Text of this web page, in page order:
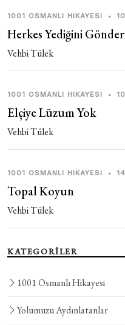
1001 OSMANLI HIKAYESI •
Herkes Yediğini
Vehbi Tülek
1001 OSMANLI HIKAYESI •
Elçiye Lüzum Yok
Vehbi Tülek
1001 OSMANLI HIKAYESI •
Topal Koyun
Vehbi Tülek
KATEGORİLER
1001 Osmanlı Hikayesi
Yolumuzu Aydınlatanlar